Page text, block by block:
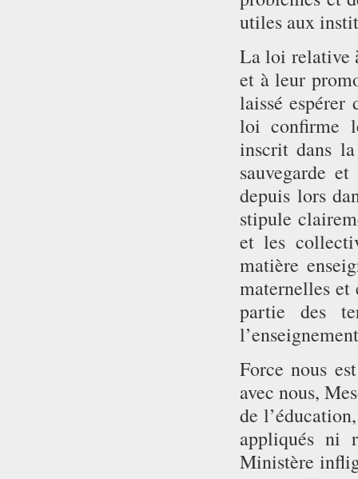
utiles aux
La loi relative
et à leur
laissé espérer
loi confirme
inscrit dans
sauvegarde
depuis lors
stipule
et les
matière
maternelles et
partie des
Force nous
avec nous,
de
appliqués ni
Ministère